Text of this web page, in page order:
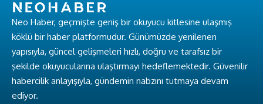
Neo Haber, geçmişte geniş bir okuyucu kitlesine ulaşmış
köklü bir haber platformudur. Günümüzde yenilenen
yapısıyla, güncel gelişmeleri hızlı, doğru ve tarafsız bir
şekilde okuyucularına ulaştırmayı hedeflemektedir. Güvenilir
habercilik anlayışıyla, gündemin nabzını tutmaya devam
ediyor.